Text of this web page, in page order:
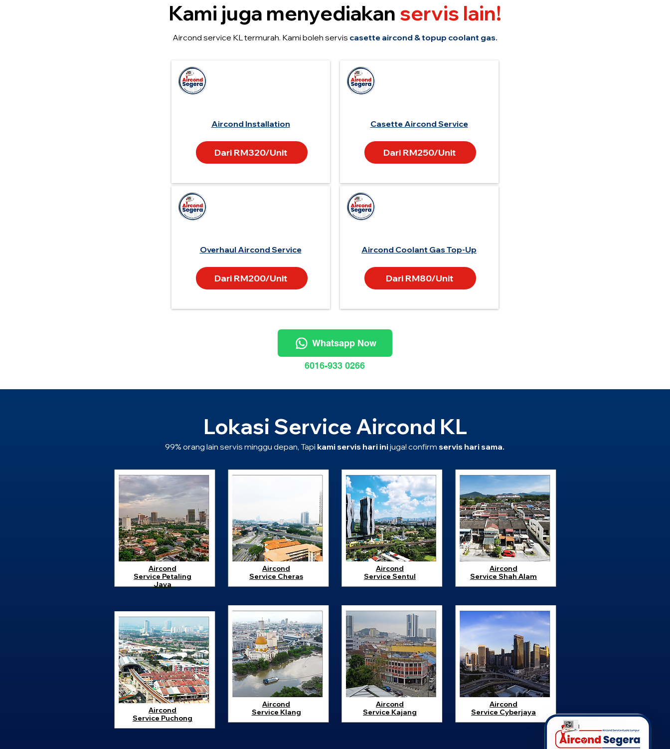
Kami juga menyediakan servis lain!
Aircond service KL termurah. Kami boleh servis casette aircond & topup coolant gas.
Aircond Installation
Dari RM320/Unit
Overhaul Aircond Service
Dari RM200/Unit
Casette Aircond Service
Dari RM250/Unit
Aircond Coolant Gas Top-Up
Dari RM80/Unit
Whatsapp Now
6016-933 0266
Lokasi Service Aircond KL
99% orang lain servis minggu depan, Tapi kami servis hari inijuga! confirm servis hari sama.
Aircond
Service Petaling
Jaya
Aircond
Service Puchong
Aircond
Service Cheras
Aircond
Service Klang
Aircond
Service Sentul
Aircond
Service Kajang
Aircond
Service Shah Alam
Aircond
Service Cyberjaya